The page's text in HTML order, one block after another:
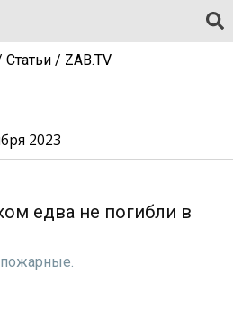
Статьи/ ZAB.TV
2023
едва не погибли в
пожарные.